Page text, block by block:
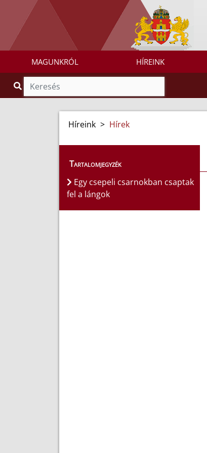
MAGUNKRÓL HÍREINK
Híreink > Hírek
Tartalomjegyzék
Egy csepeli csarnokban csaptak
fel a lángok